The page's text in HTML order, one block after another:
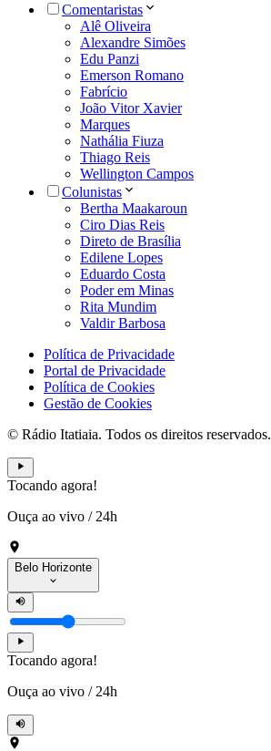
Comentaristas
Alê Oliveira
Alexandre Simões
Edu Panzi
Emerson Romano
Fabrício
João Vitor Xavier
Marques
Nathália Fiuza
Thiago Reis
Wellington Campos
Colunistas
Bertha Maakaroun
Ciro Dias Reis
Direto de Brasília
Edilene Lopes
Eduardo Costa
Poder em Minas
Rita Mundim
Valdir Barbosa
Política de Privacidade
Portal de Privacidade
Política de Cookies
Gestão de Cookies
© Rádio Itatiaia. Todos os direitos reservados.
Tocando agora!
Ouça ao vivo / 24h
Belo Horizonte
Tocando agora!
Ouça ao vivo / 24h